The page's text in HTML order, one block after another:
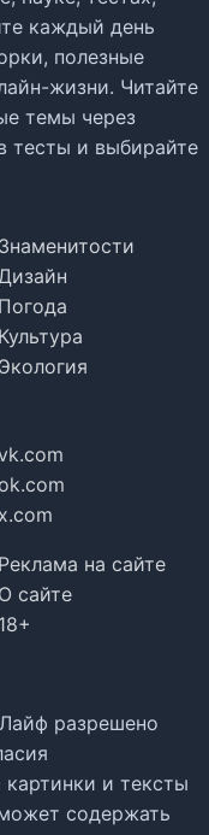
каждый день
полезные
жизни. Читайте
темы через
тесты и выбирайте
Знаменитости
Погода
Культура
Экология
x.com
Реклама на сайте
О сайте
18+
разрешено
картинки и тексты
содержать